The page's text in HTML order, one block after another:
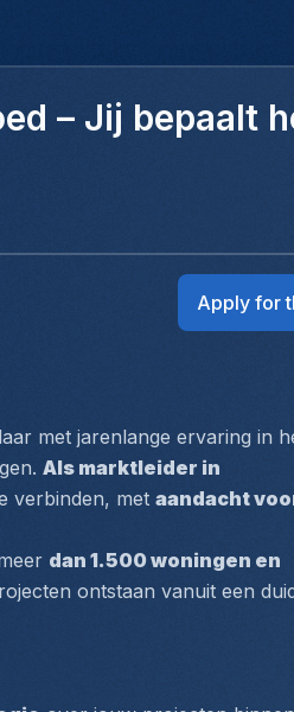
– Jij bepaalt
Apply for
met jarenlange ervaring in
Als marktleider in
verbinden, met aandacht
dan 1.500 woningen en
ontstaan vanuit een